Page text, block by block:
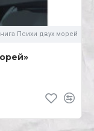
Психи двух морей